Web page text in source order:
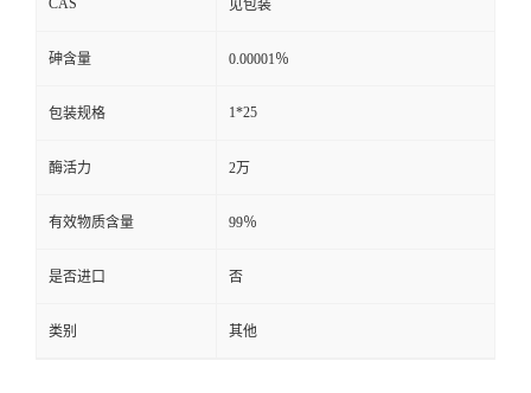
CAS 见包装
砷含量 0.00001％
包装规格 1*25
酶活力 2万
有效物质含量 99％
是否进口 否
类别 其他